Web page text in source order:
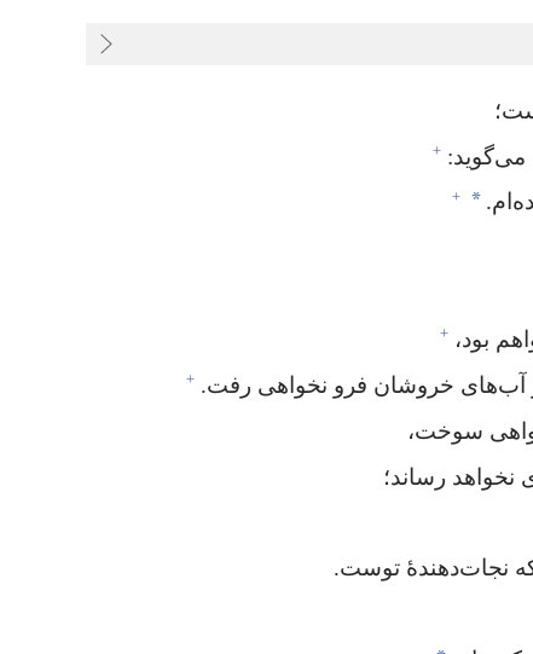
می‌گوید:‏ +
*
+
بود،‏ +
آب‌های خروشان فرو نخواهی رفت.‏ +
سوخت،‏
رساند؛‏
نجات‌دهندهٔ توست.‏